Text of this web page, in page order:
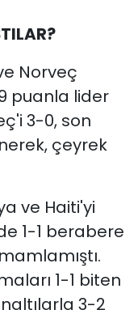
Norveç
puanla lider
3-0, son
çeyrek
ve Haiti'yi
1-1 berabere
1-1 biten
3-2